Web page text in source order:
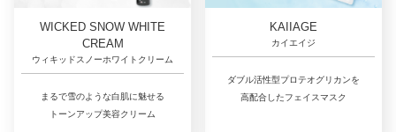
WICKED SNOW WHITE
CREAM
ウィキッドスノーホワイトクリーム
まるで雪のような白肌に魅せる
トーンアップ美容クリーム
KAIIAGE
カイエイジ
ダブル活性型プロテオグリカンを
高配合したフェイスマスク